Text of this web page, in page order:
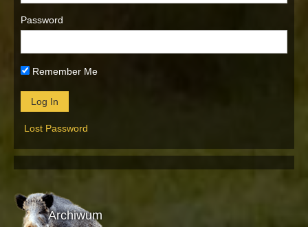
Password
Remember Me
Lost Password
Archiwum